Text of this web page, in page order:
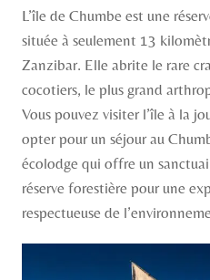
L’île de Chumbe est une
située à seulement 13
Zanzibar. Elle abrite le rare
cocotiers, le plus grand
Vous pouvez visiter l’île à la
opter pour un séjour au
écolodge qui offre un
réserve forestière pour une
respectueuse de